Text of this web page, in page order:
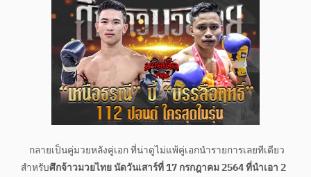
กลายเป็นคู่มวยหลังคู่เอก ที่น่าดูไม่แพ้คู่เอกนำรายการเลยทีเดียว
สำหรับศึกจ้าวมวยไทย นัดวันเสาร์ที่ 17 กรกฎาคม 2564 ที่นำเอา 2